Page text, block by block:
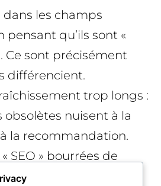
dans les champs
pensant qu’ils sont «
Ce sont précisément
différencient.
trop longs :
obsolètes nuisent à la
la recommandation.
SEO » bourrées de
pauvres en réponses